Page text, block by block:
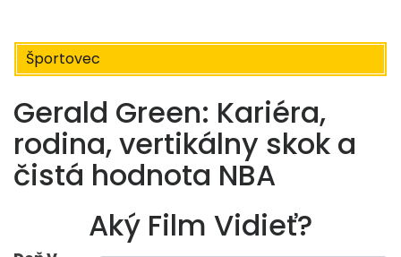
Športovec
Gerald Green: Kariéra,
rodina, vertikálny skok a
čistá hodnota NBA
Aký Film Vidieť?